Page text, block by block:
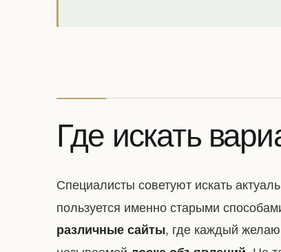
Где искать
Специалисты советуют искать
пользуется именно старыми
различные сайты, где каждый